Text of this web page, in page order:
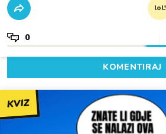
lol!
0
KOMENTIRAJ
KVIZ